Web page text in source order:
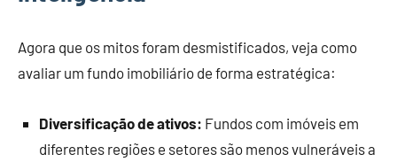
Agora que os mitos foram desmistificados, veja como
avaliar um fundo imobiliário de forma estratégica:
Diversificação de ativos: Fundos com imóveis em
diferentes regiões e setores são menos vulneráveis a